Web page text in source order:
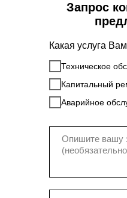
Запрос
Какая услуга
Техническое
Капитальный
Аварийное